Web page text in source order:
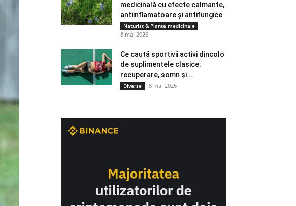
medicinală cu efecte calmante,
antiinflamatoare și antifungice
Naturist & Plante medicinale
8 mai 2026
Ce caută sportivii activi dincolo
de suplimentele clasice:
recuperare, somn și...
Diverse 8 mai 2026